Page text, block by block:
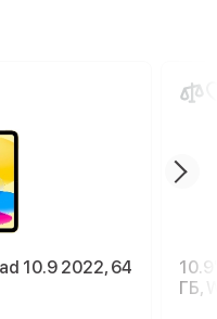
10.9 2022, 64
ГБ,